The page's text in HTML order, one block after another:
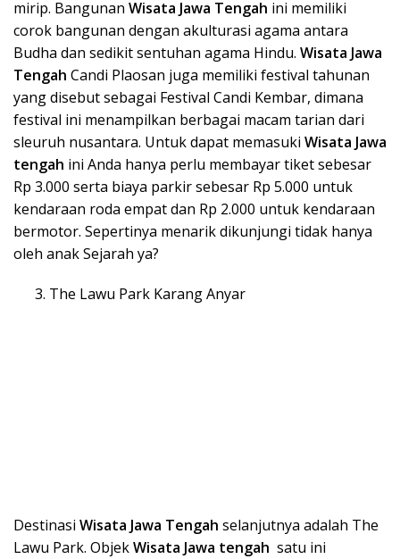
mirip. Bangunan Wisata Jawa Tengah ini memiliki
corok bangunan dengan akulturasi agama antara
Budha dan sedikit sentuhan agama Hindu. Wisata Jawa
Tengah Candi Plaosan juga memiliki festival tahunan
yang disebut sebagai Festival Candi Kembar, dimana
festival ini menampilkan berbagai macam tarian dari
sleuruh nusantara. Untuk dapat memasuki Wisata Jawa
tengah ini Anda hanya perlu membayar tiket sebesar
Rp 3.000 serta biaya parkir sebesar Rp 5.000 untuk
kendaraan roda empat dan Rp 2.000 untuk kendaraan
bermotor. Sepertinya menarik dikunjungi tidak hanya
oleh anak Sejarah ya?
The Lawu Park Karang Anyar
Destinasi Wisata Jawa Tengah selanjutnya adalah The
Lawu Park. ObjekWisata Jawa tengah satu ini